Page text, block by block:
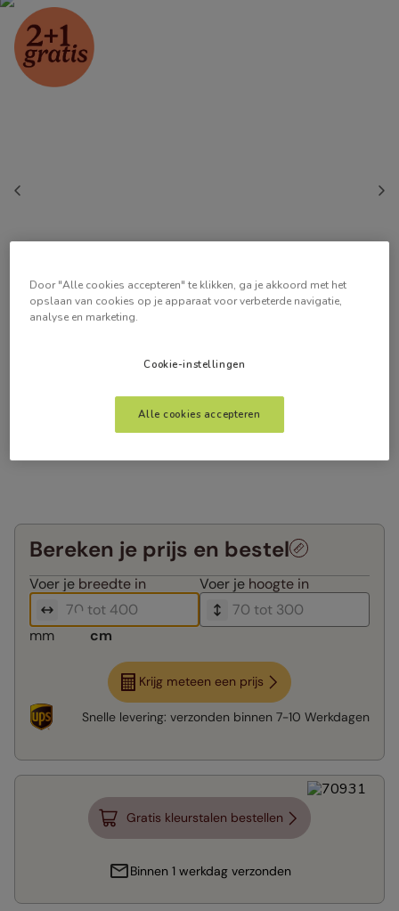
Bereken je prijs en bestel
Voer je breedte in Voer je hoogte in
mm cm
Krijg meteen een prijs
Snelle levering: verzonden binnen 7-10 Werkdagen
Gratis kleurstalen bestellen
Binnen 1 werkdag verzonden
Door "Alle cookies accepteren" te klikken, ga je akkoord met het
opslaan van cookies op je apparaat voor verbeterde navigatie,
analyse en marketing.
Cookie-instellingen
Alle cookies accepteren